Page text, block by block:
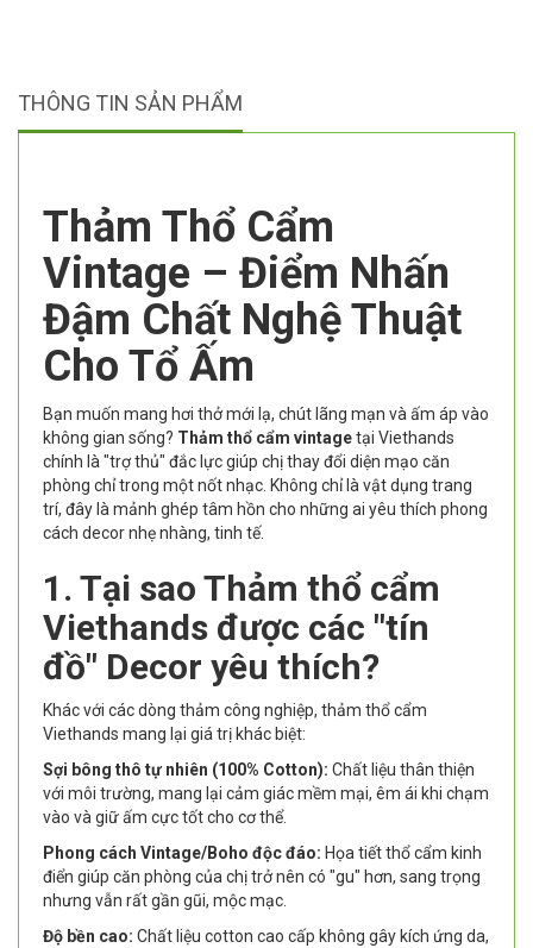
THÔNG TIN SẢN PHẨM
Thảm Thổ Cẩm
Vintage – Điểm Nhấn
Đậm Chất Nghệ Thuật
Cho Tổ Ấm
Bạn muốn mang hơi thở mới lạ, chút lãng mạn và ấm áp vào
không gian sống? Thảm thổ cẩm vintagetại Viethands
chính là "trợ thủ" đắc lực giúp chị thay đổi diện mạo căn
phòng chỉ trong một nốt nhạc. Không chỉ là vật dụng trang
trí, đây là mảnh ghép tâm hồn cho những ai yêu thích phong
cách decor nhẹ nhàng, tinh tế.
1. Tại sao Thảm thổ cẩm
Viethands được các "tín
đồ" Decor yêu thích?
Khác với các dòng thảm công nghiệp, thảm thổ cẩm
Viethands mang lại giá trị khác biệt:
Sợi bông thô tự nhiên (100% Cotton): Chất liệu thân thiện
với môi trường, mang lại cảm giác mềm mại, êm ái khi chạm
vào và giữ ấm cực tốt cho cơ thể.
Phong cách Vintage/Boho độc đáo: Họa tiết thổ cẩm kinh
điển giúp căn phòng của chị trở nên có "gu" hơn, sang trọng
nhưng vẫn rất gần gũi, mộc mạc.
Độ bền cao: Chất liệu cotton cao cấp không gây kích ứng da,